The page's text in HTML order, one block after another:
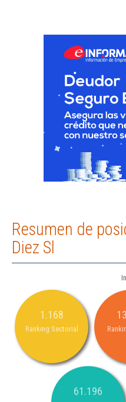
Resumen de
Diez Sl
1.168
Ranking Sectorial
61.196